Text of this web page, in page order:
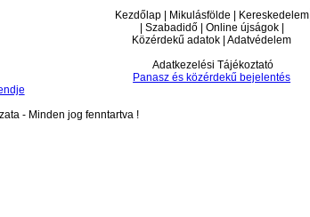
Kezdőlap | Mikulásfölde | Kereskedelem
| Szabadidő | Online újságok |
Közérdekű adatok | Adatvédelem
Adatkezelési Tájékoztató
Panasz és közérdekű bejelentés
- Minden jog fenntartva !